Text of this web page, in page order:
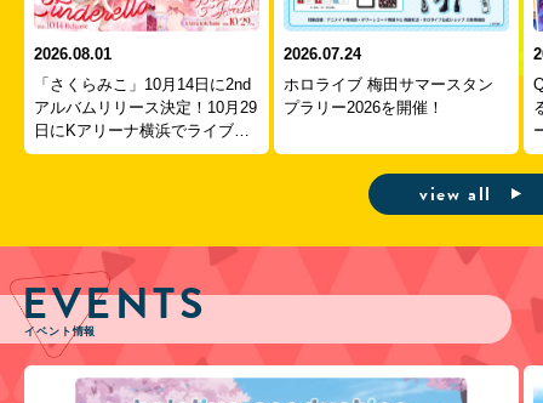
2026.08.01
「さくらみこ」10月14日に2nd
アルバムリリース決定！10月29
日にKアリーナ横浜でライブ開
催！
2026.07.24
ホロライブ 梅田サマースタン
プラリー2026を開催！
view all
EVENTS
イベント情報